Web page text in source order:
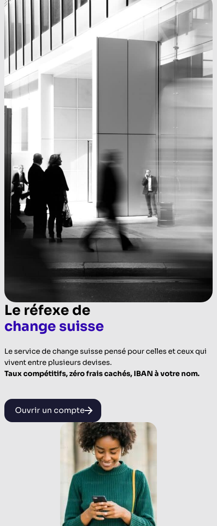
Le réfexe de
change suisse
Le service de change suisse pensé pour celles et ceux qui
vivent entre plusieurs devises.
Taux compétitifs, zéro frais cachés, IBAN à votre nom.
Ouvrir un compte